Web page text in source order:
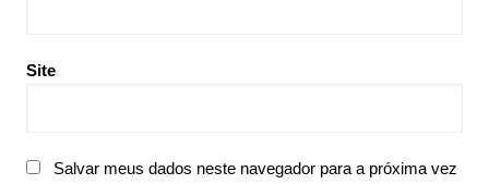
Site
Salvar meus dados neste navegador para a próxima vez